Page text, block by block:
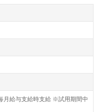
月給与支給時支給 ※試用期間中